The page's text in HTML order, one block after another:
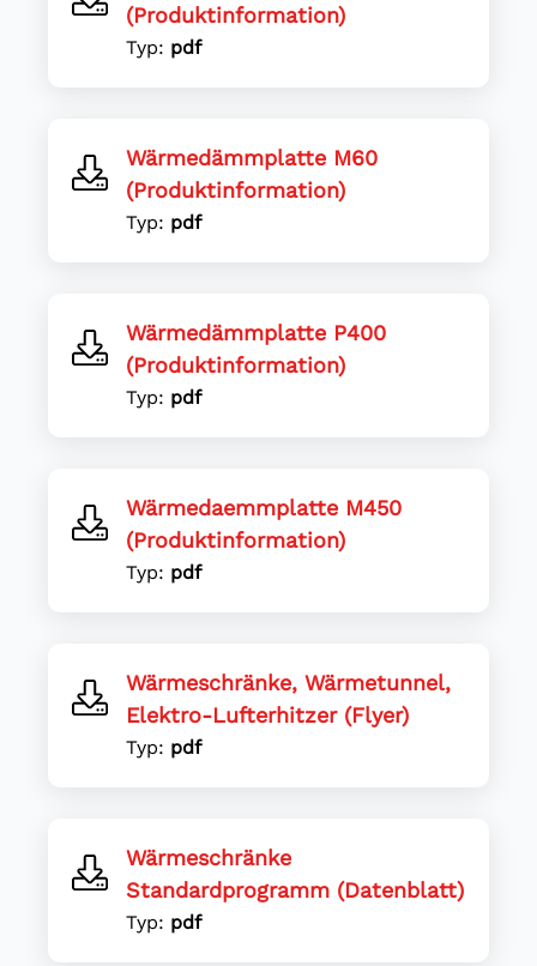
(Produktinformation)
Typ: pdf
Wärmedämmplatte M60
(Produktinformation)
Typ: pdf
Wärmedämmplatte P400
(Produktinformation)
Typ: pdf
Wärmedaemmplatte M450
(Produktinformation)
Typ: pdf
Wärmeschränke, Wärmetunnel,
Elektro-Lufterhitzer (Flyer)
Typ: pdf
Wärmeschränke
Standardprogramm (Datenblatt)
Typ: pdf